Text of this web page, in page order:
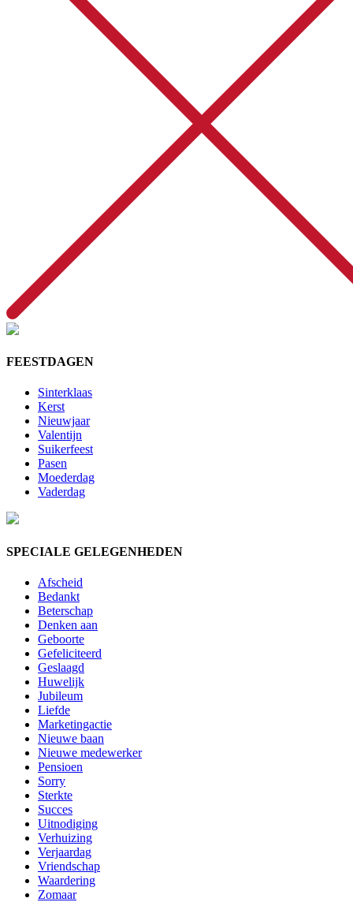
FEESTDAGEN
Sinterklaas
Kerst
Nieuwjaar
Valentijn
Suikerfeest
Pasen
Moederdag
Vaderdag
SPECIALE GELEGENHEDEN
Afscheid
Bedankt
Beterschap
Denken aan
Geboorte
Gefeliciteerd
Geslaagd
Huwelijk
Jubileum
Liefde
Marketingactie
Nieuwe baan
Nieuwe medewerker
Pensioen
Sorry
Sterkte
Succes
Uitnodiging
Verhuizing
Verjaardag
Vriendschap
Waardering
Zomaar